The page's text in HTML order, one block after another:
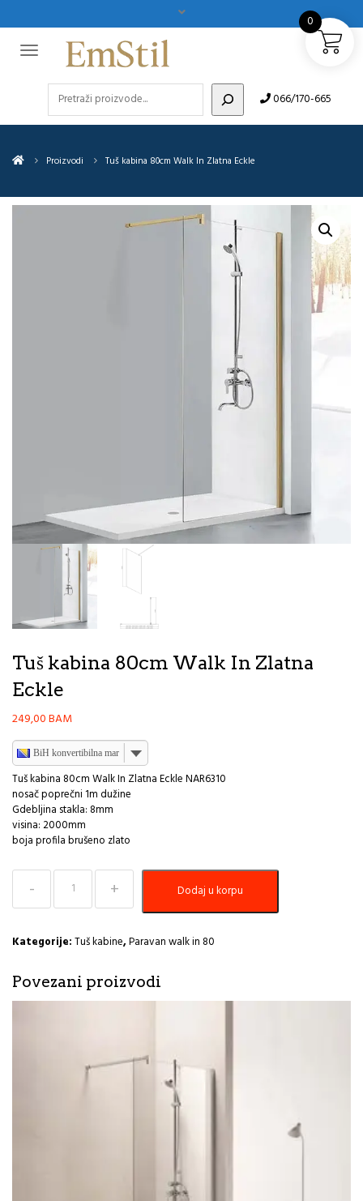
066/170-665
Proizvodi Tuš kabina 80cm Walk In Zlatna Eckle
Tuš kabina 80cm Walk In Zlatna
Eckle
249,00BAM
BiH konvertibilna marka
Tuš kabina 80cm Walk In Zlatna Eckle NAR6310
nosač poprečni 1m dužine
Gdebljina stakla: 8mm
visina: 2000mm
boja profila brušeno zlato
Tuš
kabina
80cm
In
Zlatna
količina
Dodaj u korpu
Kategorije:Tuš kabine,Paravan walk in 80
Povezani proizvodi
0